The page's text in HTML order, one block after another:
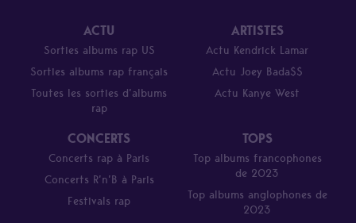
ACTU
Sorties albums rap US
Sorties albums rap français
Toutes les sorties d’albums
rap
ARTISTES
Actu Kendrick Lamar
Actu Joey Bada$$
Actu Kanye West
CONCERTS
Concerts rap à Paris
Concerts R’n’B à Paris
Festivals rap
TOPS
Top albums francophones
de 2023
Top albums anglophones de
2023